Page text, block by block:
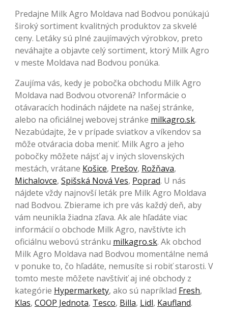
Predajne Milk Agro Moldava nad Bodvou ponúkajú
široký sortiment kvalitných produktov za skvelé
ceny. Letáky sú plné zaujímavých výrobkov, preto
neváhajte a objavte celý sortiment, ktorý Milk Agro
v meste Moldava nad Bodvou ponúka.
Zaujíma vás, kedy je pobočka obchodu Milk Agro
Moldava nad Bodvou otvorená? Informácie o
otávaracích hodinách nájdete na našej stránke,
alebo na oficiálnej webovej stránke milkagro.sk.
Nezabúdajte, že v prípade sviatkov a víkendov sa
môže otváracia doba meniť. Milk Agro a jeho
pobočky môžete nájsť aj v iných slovenských
mestách, vrátane Košice, Prešov, Rožňava,
Michalovce, Spišská Nová Ves, Poprad. U nás
nájdete vždy najnovší leták pre Milk Agro Moldava
nad Bodvou. Zbierame ich pre vás každý deň, aby
vám neunikla žiadna zľava. Ak ale hľadáte viac
informácií o obchode Milk Agro, navštívte ich
oficiálnu webovú stránku milkagro.sk. Ak obchod
Milk Agro Moldava nad Bodvou momentálne nemá
v ponuke to, čo hľadáte, nemusíte si robiť starosti. V
tomto meste môžete navštíviť aj iné obchody z
kategórie Hypermarkety, ako sú napríklad Fresh,
Klas, COOP Jednota, Tesco, Billa, Lidl, Kaufland.